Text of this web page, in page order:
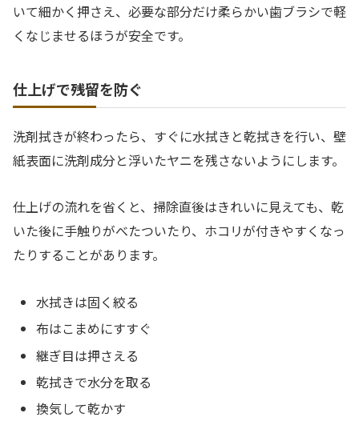
いて細かく押さえ、必要な部分だけ柔らかい歯ブラシで軽
くなじませるほうが安全です。
仕上げで残留を防ぐ
洗剤拭きが終わったら、すぐに水拭きと乾拭きを行い、壁
紙表面に洗剤成分と浮いたヤニを残さないようにします。
仕上げの流れを省くと、掃除直後はきれいに見えても、乾
いた後に手触りがべたついたり、ホコリが付きやすくなっ
たりすることがあります。
水拭きは固く絞る
布はこまめにすすぐ
継ぎ目は押さえる
乾拭きで水分を取る
換気して乾かす